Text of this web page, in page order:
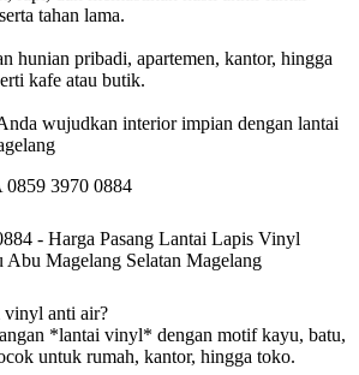
tahan lama.
hunian pribadi, apartemen, kantor, hingga
kafe atau butik.
wujudkan interior impian dengan lantai
0859 3970 0884
vinyl anti air?
*lantai vinyl* dengan motif kayu, batu,
untuk rumah, kantor, hingga toko.